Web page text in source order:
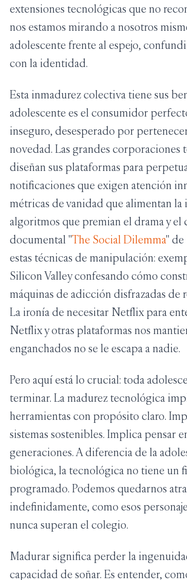
extensiones tecnológicas que no
nos estamos mirando a nosotros
adolescente frente al espejo,
con la identidad.
Esta inmadurez colectiva tiene sus
adolescente es el consumidor
inseguro, desesperado por
novedad. Las grandes corporaciones
diseñan sus plataformas para
notificaciones que exigen atención
métricas de vanidad que alimentan la
algoritmos que premian el drama y el
documental "The Social Dilemma"
estas técnicas de manipulación:
Silicon Valley confesando cómo
máquinas de adicción disfrazadas de
La ironía de necesitar Netflix para
Netflix y otras plataformas nos
enganchados no se le escapa a nadie.
Pero aquí está lo crucial: toda
terminar. La madurez tecnológica
herramientas con propósito claro.
sistemas sostenibles. Implica pensar
generaciones. A diferencia de la
biológica, la tecnológica no tiene un
programado. Podemos quedarnos
indefinidamente, como esos
nunca superan el colegio.
Madurar significa perder la
capacidad de soñar. Es entender,